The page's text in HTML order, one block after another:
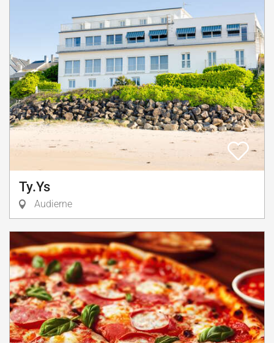
Ty.Ys
Audierne